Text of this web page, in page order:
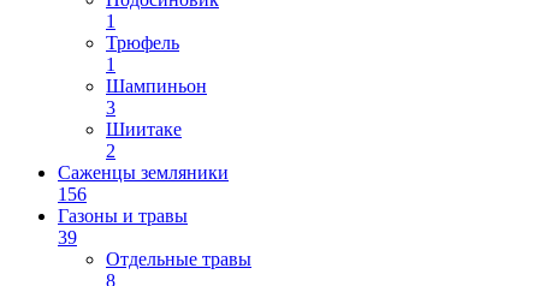
1
Трюфель
1
Шампиньон
3
Шиитаке
2
Саженцы земляники
156
Газоны и травы
39
Отдельные травы
8